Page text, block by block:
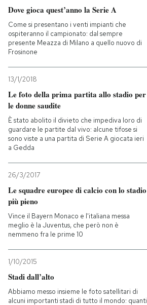
Dove gioca quest’anno la Serie A
Come si presentano i venti impianti che
ospiteranno il campionato: dal sempre
presente Meazza di Milano a quello nuovo di
Frosinone
13/1/2018
Le foto della prima partita allo stadio per
le donne saudite
È stato abolito il divieto che impediva loro di
guardare le partite dal vivo: alcune tifose si
sono viste a una partita di Serie A giocata ieri
a Gedda
26/3/2017
Le squadre europee di calcio con lo stadio
più pieno
Vince il Bayern Monaco e l'italiana messa
meglio è la Juventus, che però non è
nemmeno fra le prime 10
1/10/2015
Stadi dall’alto
Abbiamo messo insieme le foto satellitari di
alcuni importanti stadi di tutto il mondo: quanti